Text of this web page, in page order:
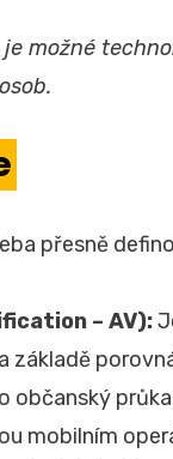
možné
přesně
– AV):
základě
občanský
mobilním